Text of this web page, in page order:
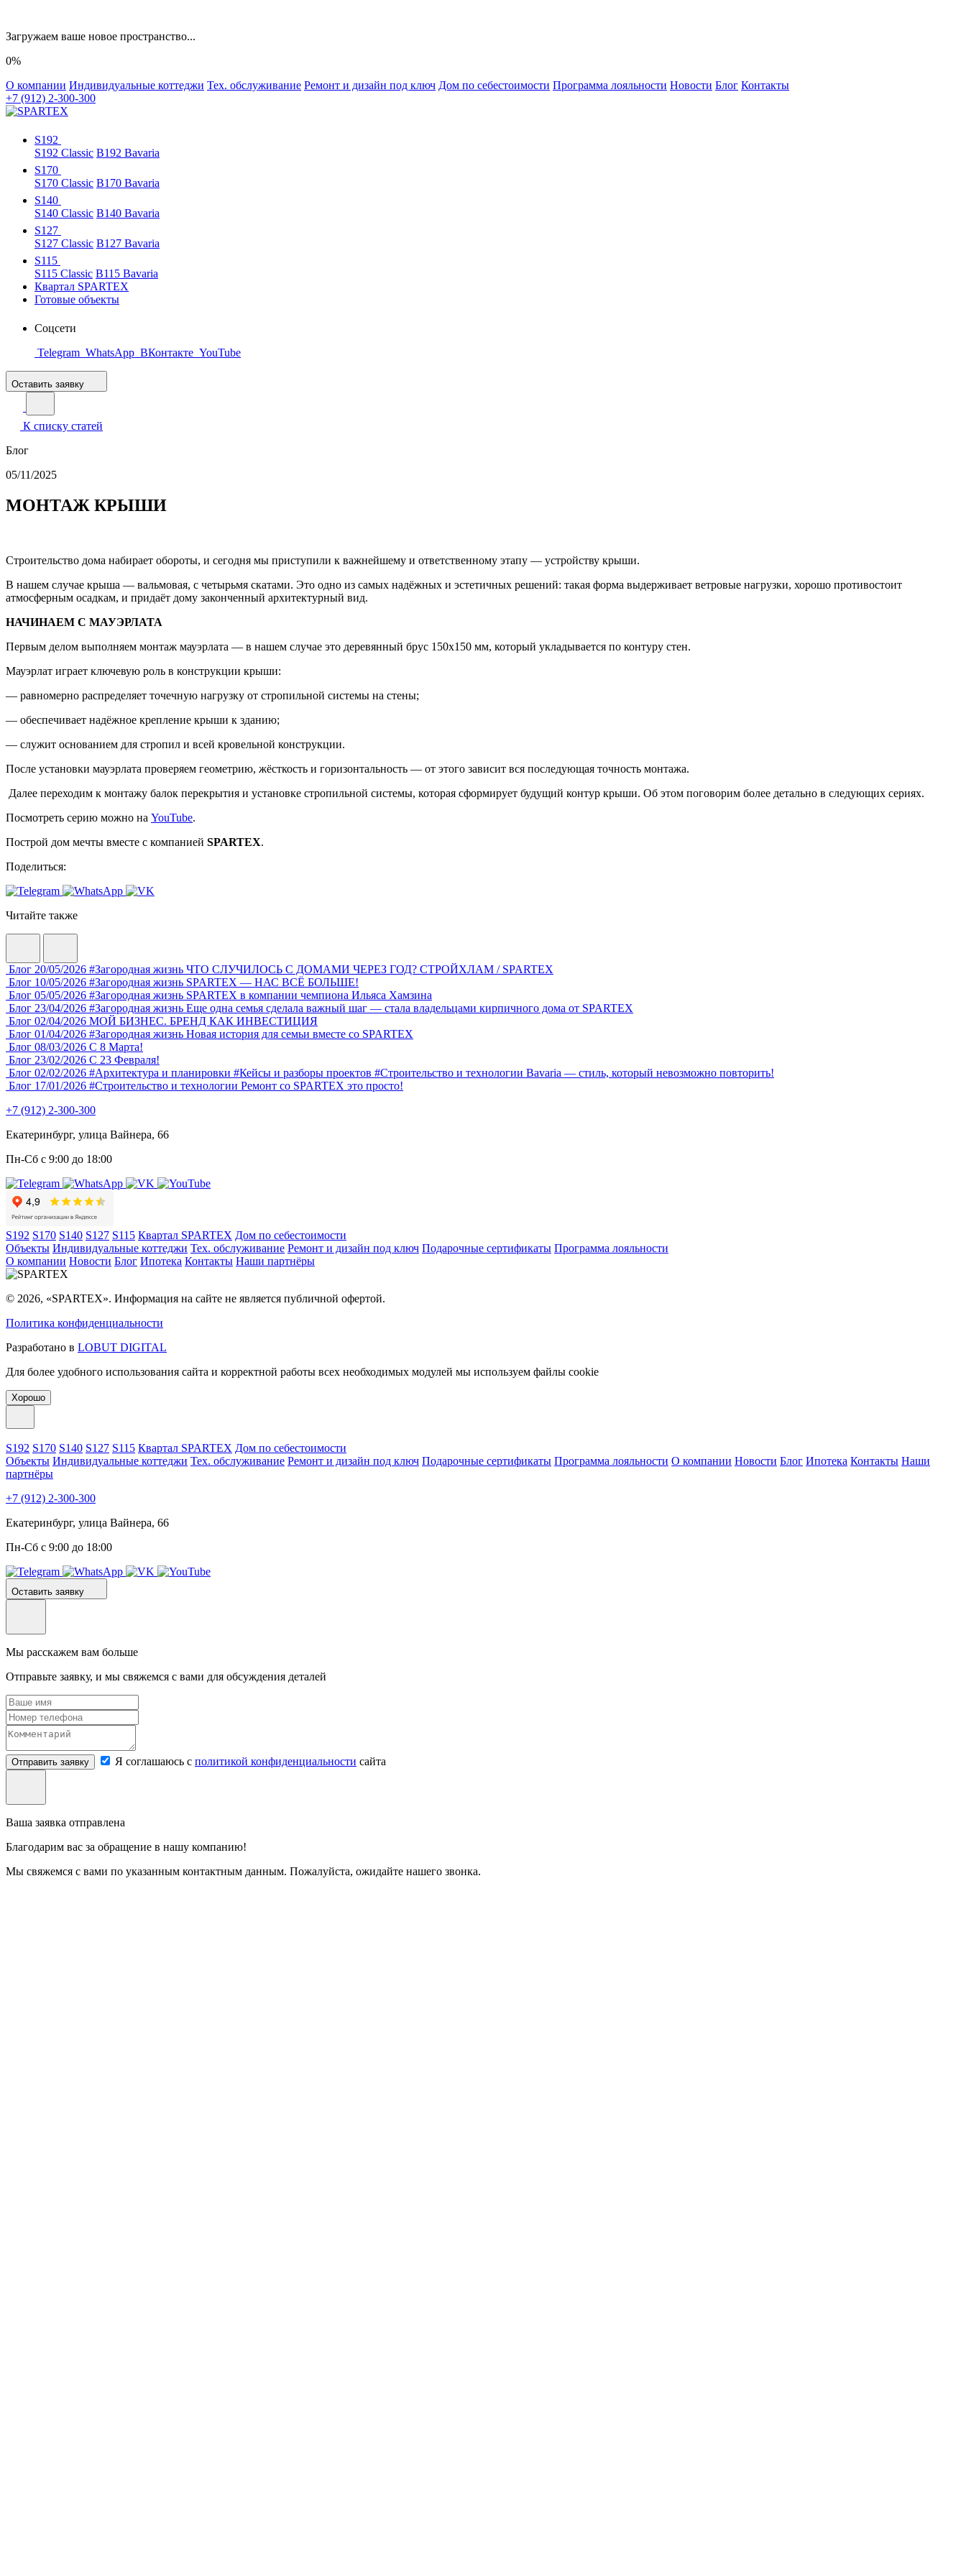
Загружаем ваше новое пространство...
0%
О компании Индивидуальные коттеджи Тех. обслуживание Ремонт и дизайн под ключ Дом по себестоимости Программа лояльности Новости Блог Контакты
+7 (912) 2-300-300
S192
S192 Classic B192 Bavaria
S170
S170 Classic B170 Bavaria
S140
S140 Classic B140 Bavaria
S127
S127 Classic B127 Bavaria
S115
S115 Classic B115 Bavaria
Квартал SPARTEX
Готовые объекты
Соцсети
Telegram WhatsApp ВКонтакте YouTube
Оставить заявку
К списку статей
Блог
05/11/2025
МОНТАЖ КРЫШИ
Строительство дома набирает обороты, и сегодня мы приступили к важнейшему и ответственному этапу — устройству крыши.
В нашем случае крыша — вальмовая, с четырьмя скатами. Это одно из самых надёжных и эстетичных решений: такая форма выдерживает ветровые нагрузки, хорошо противостоит
атмосферным осадкам, и придаёт дому законченный архитектурный вид.
НАЧИНАЕМ С МАУЭРЛАТА
Первым делом выполняем монтаж мауэрлата — в нашем случае это деревянный брус 150х150 мм, который укладывается по контуру стен.
Мауэрлат играет ключевую роль в конструкции крыши:
— равномерно распределяет точечную нагрузку от стропильной системы на стены;
— обеспечивает надёжное крепление крыши к зданию;
— служит основанием для стропил и всей кровельной конструкции.
После установки мауэрлата проверяем геометрию, жёсткость и горизонтальность — от этого зависит вся последующая точность монтажа.
Далее переходим к монтажу балок перекрытия и установке стропильной системы, которая сформирует будущий контур крыши. Об этом поговорим более детально в следующих сериях.
Посмотреть серию можно на YouTube.
Построй дом мечты вместе с компанией SPARTEX.
Поделиться:
Читайте также
Блог 20/05/2026 #Загородная жизнь ЧТО СЛУЧИЛОСЬ С ДОМАМИ ЧЕРЕЗ ГОД? СТРОЙХЛАМ / SPARTEX
Блог 10/05/2026 #Загородная жизнь SPARTEX — НАС ВСЁ БОЛЬШЕ!
Блог 05/05/2026 #Загородная жизнь SPARTEX в компании чемпиона Ильяса Хамзина
Блог 23/04/2026 #Загородная жизнь Еще одна семья сделала важный шаг — стала владельцами кирпичного дома от SPARTEX
Блог 02/04/2026 МОЙ БИЗНЕС. БРЕНД КАК ИНВЕСТИЦИЯ
Блог 01/04/2026 #Загородная жизнь Новая история для семьи вместе со SPARTEX
Блог 08/03/2026 С 8 Марта!
Блог 23/02/2026 С 23 Февраля!
Блог 02/02/2026 #Архитектура и планировки #Кейсы и разборы проектов #Строительство и технологии Bavaria — стиль, который невозможно повторить!
Блог 17/01/2026 #Строительство и технологии Ремонт со SPARTEX это просто!
+7 (912) 2-300-300
Екатеринбург, улица Вайнера, 66
Пн-Сб с 9:00 до 18:00
S192 S170 S140 S127 S115 Квартал SPARTEX Дом по себестоимости
Объекты Индивидуальные коттеджи Тех. обслуживание Ремонт и дизайн под ключ Подарочные сертификаты Программа лояльности
О компании Новости Блог Ипотека Контакты Наши партнёры
© 2026, «SPARTEX». Информация на сайте не является публичной офертой.
Политика конфиденциальности
Разработано в LOBUT DIGITAL
Для более удобного использования сайта и корректной работы всех необходимых модулей мы используем файлы cookie
Хорошо
S192 S170 S140 S127 S115 Квартал SPARTEX Дом по себестоимости
Объекты Индивидуальные коттеджи Тех. обслуживание Ремонт и дизайн под ключ Подарочные сертификаты Программа лояльности О компании Новости Блог Ипотека Контакты Наши
партнёры
+7 (912) 2-300-300
Екатеринбург, улица Вайнера, 66
Пн-Сб с 9:00 до 18:00
Оставить заявку
Мы расскажем вам больше
Отправьте заявку, и мы свяжемся с вами для обсуждения деталей
Отправить заявку Я соглашаюсь с политикой конфиденциальности сайта
Ваша заявка отправлена
Благодарим вас за обращение в нашу компанию!
Мы свяжемся с вами по указанным контактным данным. Пожалуйста, ожидайте нашего звонка.